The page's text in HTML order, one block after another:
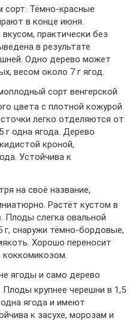
сорт. Тёмно-красные
в конце июня.
практически без
в результате
Одно дерево может
весом около 7 г ягод.
сорт венгерской
цвета с плотной кожурой
легко отделяются от
г одна ягода. Дерево
кроной,
Устойчива к
на своё название,
Растёт кустом в
Плоды слегка овальной
снаружи тёмно-бордовые,
Хорошо переносит
ягоды и само дерево
крупнее черешни в 1,5
ягода и имеют
к засухе, морозам и